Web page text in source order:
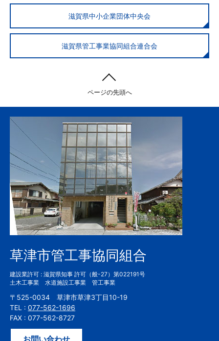
滋賀県中小企業団体中央会
滋賀県管工事業協同組合連合会
ページの先頭へ
草津市管工事協同組合
建設業許可 : 滋賀県知事 許可（般-27）第022191号
土木工事業 水道施設工事業 管工事業
〒525-0034 草津市草津3丁目10-19
TEL : 077-562-1696
FAX : 077-562-8727